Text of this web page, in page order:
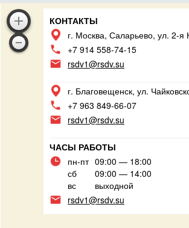
КОНТАКТЫ
г. Москва, Саларьево, ул. 2-я
+7 914 558-74-15
rsdv1@rsdv.su
г. Благовещенск, ул.
+7 963 849-66-07
rsdv1@rsdv.su
ЧАСЫ РАБОТЫ
пн-пт 09:00 — 18:00
сб
09:00 — 14:00
вс
выходной
rsdv1@rsdv.su